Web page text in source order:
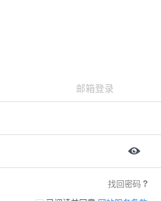
邮箱登录
找回密码